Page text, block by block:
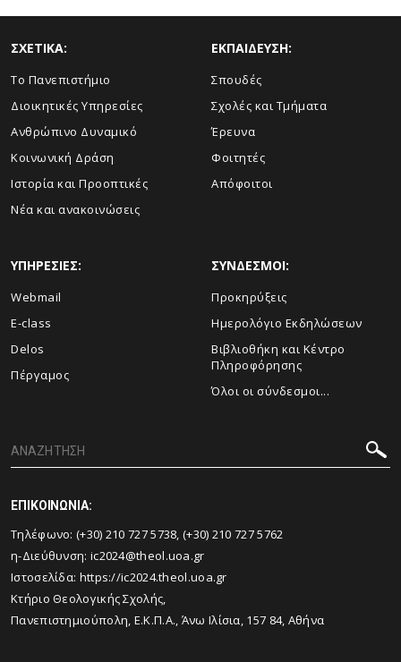
ΣΧΕΤΙΚΑ:
Το Πανεπιστήμιο
Διοικητικές Υπηρεσίες
Ανθρώπινο Δυναμικό
Κοινωνική Δράση
Ιστορία και Προοπτικές
Νέα και ανακοινώσεις
ΕΚΠΑΙΔΕΥΣΗ:
Σπουδές
Σχολές και Τμήματα
Έρευνα
Φοιτητές
Απόφοιτοι
ΥΠΗΡΕΣΙΕΣ:
Webmail
E-class
Delos
Πέργαμος
ΣΥΝΔΕΣΜΟΙ:
Προκηρύξεις
Ημερολόγιο Εκδηλώσεων
Βιβλιοθήκη και Κέντρο
Πληροφόρησης
Όλοι οι σύνδεσμοι...
ΕΠΙΚΟΙΝΩΝΙΑ:
Τηλέφωνο: (+30) 210 727 5738, (+30) 210 727 5762
η-Διεύθυνση: ic2024@theol.uoa.gr
Ιστοσελίδα: https://ic2024.theol.uoa.gr
Κτήριο Θεολογικής Σχολής,
Πανεπιστημιούπολη, Ε.Κ.Π.Α., Άνω Ιλίσια, 157 84, Αθήνα